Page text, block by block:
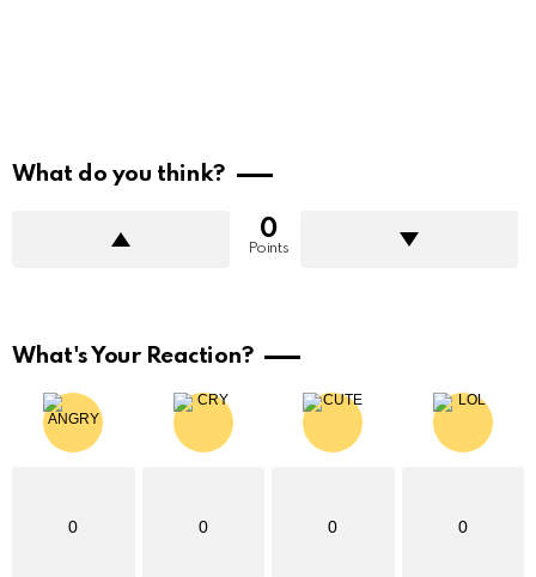
What do you think?
0
Points
What's Your Reaction?
0 0 0 0